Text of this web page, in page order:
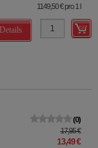
1149,50 €pro 1 l
Details
0
17,95 €
13,49 €